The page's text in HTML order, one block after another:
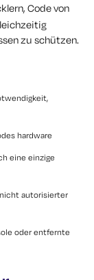
Code von
zu schützen.
hardware
eine einzige
autorisierter
oder entfernte